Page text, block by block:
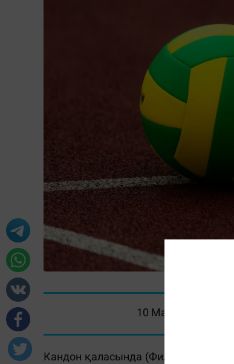
10 Маусым 2026,
Кандон қаласында (Филиппин)